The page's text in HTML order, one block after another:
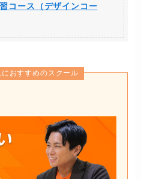
コース（デザインコー
おすすめのスクール